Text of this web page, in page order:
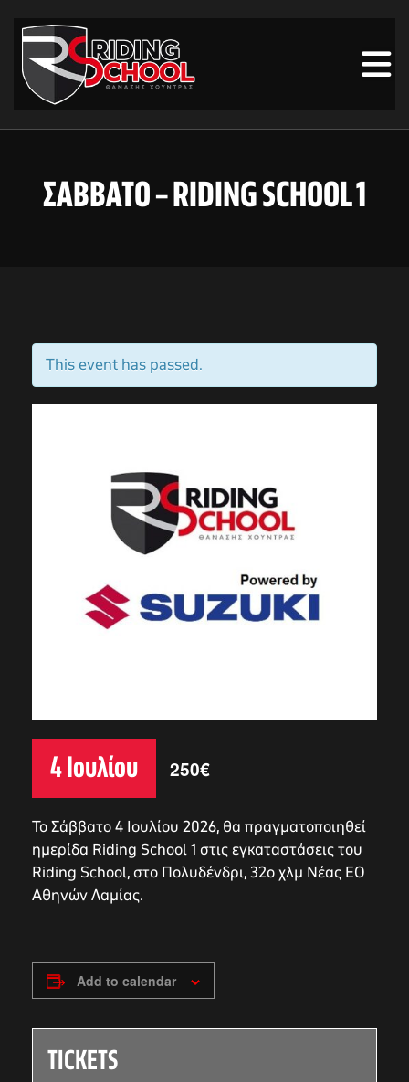
ΣΑΒΒΑΤΟ – RIDING SCHOOL 1
This event has passed.
4 Ιουλίου 250€
Το Σάββατο 4 Ιουλίου 2026, θα πραγματοποιηθεί
ημερίδα Riding School 1 στις εγκαταστάσεις του
Riding School, στο Πολυδένδρι, 32ο χλμ Νέας ΕΟ
Αθηνών Λαμίας.
Add to calendar
TICKETS